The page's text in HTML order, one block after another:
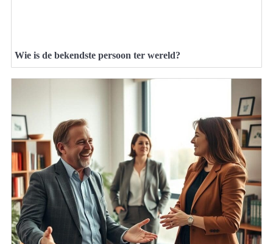
Wie is de bekendste persoon ter wereld?